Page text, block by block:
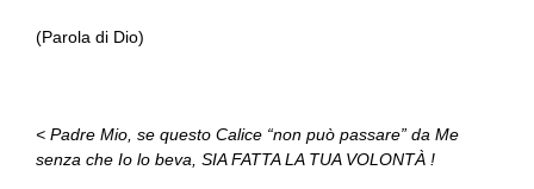
(Parola di Dio)
< Padre Mio, se questo Calice “non può passare” da Me
senza che Io lo beva, SIA FATTA LA TUA VOLONTÀ !